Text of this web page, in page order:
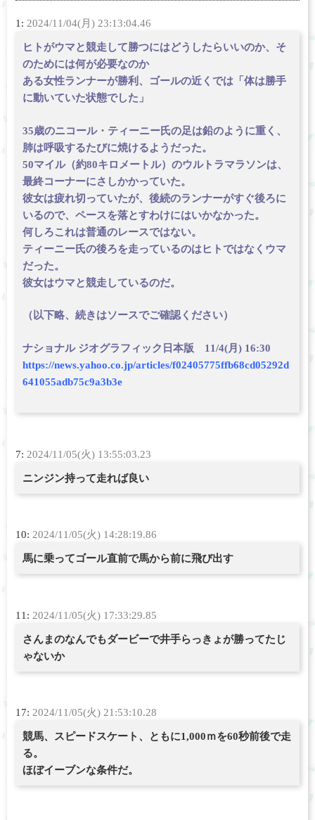
1: 2024/11/04(月) 23:13:04.46
ヒトがウマと競走して勝つにはどうしたらいいのか、そ
のためには何が必要なのか
ある女性ランナーが勝利、ゴールの近くでは「体は勝手
に動いていた状態でした」
35歳のニコール・ティーニー氏の足は鉛のように重く、
肺は呼吸するたびに焼けるようだった。
50マイル（約80キロメートル）のウルトラマラソンは、
最終コーナーにさしかかっていた。
彼女は疲れ切っていたが、後続のランナーがすぐ後ろに
いるので、ペースを落とすわけにはいかなかった。
何しろこれは普通のレースではない。
ティーニー氏の後ろを走っているのはヒトではなくウマ
だった。
彼女はウマと競走しているのだ。
（以下略、続きはソースでご確認ください）
ナショナル ジオグラフィック日本版 11/4(月) 16:30
https://news.yahoo.co.jp/articles/f02405775ffb68cd05292d
641055adb75c9a3b3e
7: 2024/11/05(火) 13:55:03.23
ニンジン持って走れば良い
10: 2024/11/05(火) 14:28:19.86
馬に乗ってゴール直前で馬から前に飛び出す
11: 2024/11/05(火) 17:33:29.85
さんまのなんでもダービーで井手らっきょが勝ってたじ
ゃないか
17: 2024/11/05(火) 21:53:10.28
競馬、スピードスケート、ともに1,000ｍを60秒前後で走
る。
ほぼイーブンな条件だ。